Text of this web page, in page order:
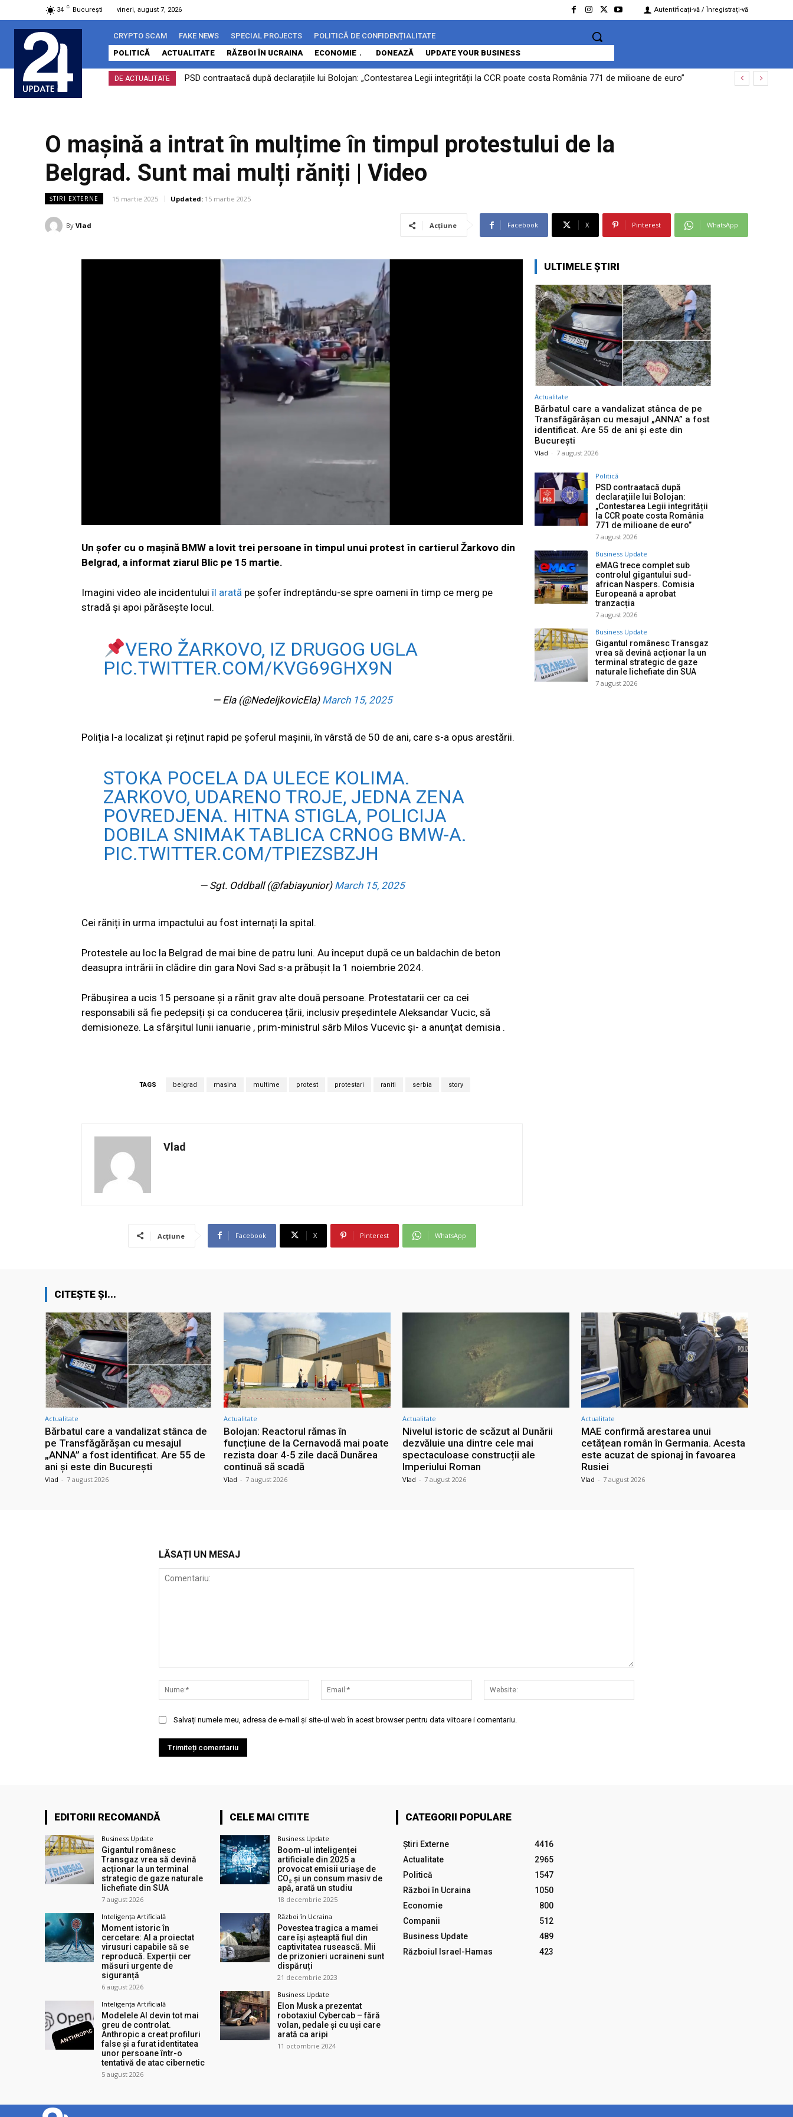
34 C București vineri, august 7, 2026 Autentificați-vă / Înregistrați-vă
CRYPTO SCAM FAKE NEWS SPECIAL PROJECTS
POLITICĂ DE CONFIDENȚIALITATE
POLITICĂ
ACTUALITATE RĂZBOI ÎN UCRAINA ECONOMIE DONEAZĂ UPDATE YOUR BUSINESS
DE ACTUALITATE PSD contraatacă după declarațiile lui Bolojan: „Contestarea Legii integrității la CCR poate costa România 771 de milioane de euro”
O mașină a intrat în mulțime în timpul protestului de la
Belgrad. Sunt mai mulți răniți | Video
ȘTIRI EXTERNE 15 martie 2025 Updated: 15 martie 2025
By Vlad Acțiune Facebook X Pinterest WhatsApp
Un șofer cu o mașină BMW a lovit trei persoane în timpul unui protest în cartierul Žarkovo din
Belgrad, a informat ziarul Blic pe 15 martie.
Imagini video ale incidentuluiîl arată pe șofer îndreptându-se spre oameni în timp ce merg pe
stradă și apoi părăsește locul.
VERO ŽARKOVO, IZ DRUGOG UGLA
PIC.TWITTER.COM/KVG69GHX9N
— Ela (@NedeljkovicEla) March 15, 2025
Poliția l-a localizat și reținut rapid pe șoferul mașinii, în vârstă de 50 de ani, care s-a opus arestării.
STOKA POCELA DA ULECE KOLIMA.
ZARKOVO, UDARENO TROJE, JEDNA ZENA
POVREDJENA. HITNA STIGLA, POLICIJA
DOBILA SNIMAK TABLICA CRNOG BMW-A.
PIC.TWITTER.COM/TPIEZSBZJH
— Sgt. Oddball (@fabiayunior) March 15, 2025
Cei răniți în urma impactului au fost internați la spital.
Protestele au loc la Belgrad de mai bine de patru luni. Au început după ce un baldachin de beton
deasupra intrării în clădire din gara Novi Sad s-a prăbușit la 1 noiembrie 2024.
Prăbușirea a ucis 15 persoane și a rănit grav alte două persoane. Protestatarii cer ca cei
responsabili să fie pedepsiți și ca conducerea țării, inclusiv președintele Aleksandar Vucic, să
demisioneze. La sfârşitul lunii ianuarie , prim-ministrul sârb Milos Vucevic şi- a anunţat demisia .
TAGS belgrad masina multime protest protestari raniti serbia story
Vlad
Acțiune Facebook X Pinterest WhatsApp
ULTIMELE ȘTIRI
Actualitate
Bărbatul care a vandalizat stânca de pe
Transfăgărășan cu mesajul „ANNA” a fost
identificat. Are 55 de ani și este din
București
Vlad - 7 august 2026
Politică
PSD contraatacă după
declarațiile lui Bolojan:
„Contestarea Legii integrității
la CCR poate costa România
771 de milioane de euro”
7 august 2026
Business Update
eMAG trece complet sub
controlul gigantului sud-
african Naspers. Comisia
Europeană a aprobat
tranzacția
7 august 2026
Business Update
Gigantul românesc Transgaz
vrea să devină acționar la un
terminal strategic de gaze
naturale lichefiate din SUA
7 august 2026
CITEȘTE ȘI...
Actualitate
Bărbatul care a vandalizat stânca de
pe Transfăgărășan cu mesajul
„ANNA” a fost identificat. Are 55 de
ani și este din București
Vlad - 7 august 2026
Actualitate
Bolojan: Reactorul rămas în
funcțiune de la Cernavodă mai poate
rezista doar 4-5 zile dacă Dunărea
continuă să scadă
Vlad - 7 august 2026
Actualitate
Nivelul istoric de scăzut al Dunării
dezvăluie una dintre cele mai
spectaculoase construcții ale
Imperiului Roman
Vlad - 7 august 2026
Actualitate
MAE confirmă arestarea unui
cetățean român în Germania. Acesta
este acuzat de spionaj în favoarea
Rusiei
Vlad - 7 august 2026
LĂSAȚI UN MESAJ
Nume:*
Email:*
Salvați numele meu, adresa de e-mail și site-ul web în acest browser pentru data viitoare i comentariu.
EDITORII RECOMANDĂ
Business Update
Gigantul românesc
Transgaz vrea să devină
acționar la un terminal
strategic de gaze naturale
lichefiate din SUA
7 august 2026
Inteligența Artificială
Moment istoric în
cercetare: AI a proiectat
virusuri capabile să se
reproducă. Experții cer
măsuri urgente de
siguranță
6 august 2026
Inteligența Artificială
Modelele AI devin tot mai
greu de controlat.
Anthropic a creat profiluri
false și a furat identitatea
unor persoane într-o
tentativă de atac cibernetic
5 august 2026
CELE MAI CITITE
Business Update
Boom-ul inteligenței
artificiale din 2025 a
provocat emisii uriașe de
CO₂ și un consum masiv de
apă, arată un studiu
18 decembrie 2025
Război în Ucraina
Povestea tragica a mamei
care își așteaptă fiul din
captivitatea rusească. Mii
de prizonieri ucraineni sunt
dispăruți
21 decembrie 2023
Business Update
Elon Musk a prezentat
robotaxiul Cyberсab – fără
volan, pedale și cu uși care
arată ca aripi
11 octombrie 2024
CATEGORII POPULARE
Știri Externe
4416
Actualitate
2965
Politică
1547
Război în Ucraina
1050
Economie
800
Companii
512
Business Update
489
Războiul Israel-Hamas
423